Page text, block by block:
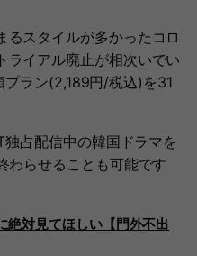
るスタイルが多かったコロ
ライアル廃止が相次いでい
ラン(2,189円/税込)を31
占配信中の韓国ドラマを
わらせることも可能です
絶対見てほしい【門外不出